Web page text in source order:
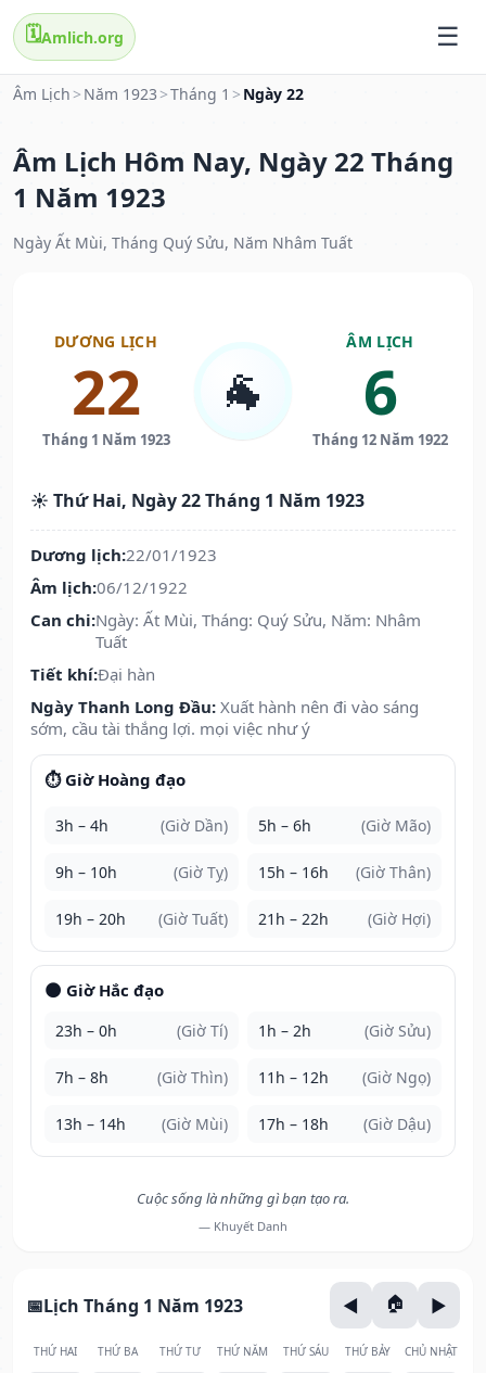
🗓️Amlich.org
Âm Lịch > Năm 1923 >Tháng 1 > Ngày 22
Âm Lịch Hôm Nay, Ngày 22 Tháng
1 Năm 1923
Ngày Ất Mùi, Tháng Quý Sửu, Năm Nhâm Tuất
DƯƠNG LỊCH
22
Tháng 1 Năm 1923
🐐
ÂM LỊCH
6
Tháng 12 Năm 1922
☀️ Thứ Hai, Ngày 22 Tháng 1 Năm 1923
Dương lịch:22/01/1923
Âm lịch:06/12/1922
Can chi:Ngày: Ất Mùi, Tháng: Quý Sửu, Năm: Nhâm
Tuất
Tiết khí:Đại hàn
Ngày Thanh Long Đầu: Xuất hành nên đi vào sáng
sớm, cầu tài thắng lợi. mọi việc như ý
⏱️ Giờ Hoàng đạo
3h – 4h (Giờ Dần) 5h – 6h (Giờ Mão)
9h – 10h (Giờ Tỵ) 15h – 16h (Giờ Thân)
19h – 20h (Giờ Tuất) 21h – 22h (Giờ Hợi)
🌑 Giờ Hắc đạo
23h – 0h (Giờ Tí) 1h – 2h (Giờ Sửu)
7h – 8h (Giờ Thìn) 11h – 12h (Giờ Ngọ)
13h – 14h (Giờ Mùi) 17h – 18h (Giờ Dậu)
Cuộc sống là những gì bạn tạo ra.
— Khuyết Danh
Lịch Tháng 1 Năm 1923
THỨ HAI THỨ BA THỨ TƯ THỨ NĂM THỨ SÁU THỨ BẢY CHỦ NHẬT